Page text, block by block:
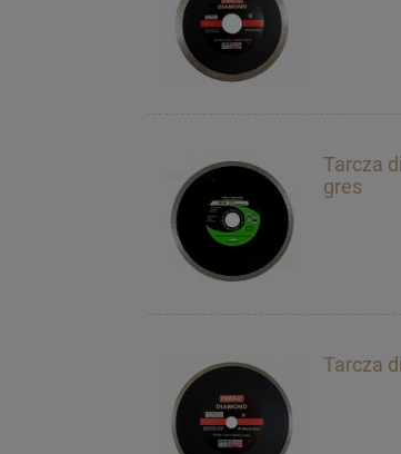
Tarcza
gres
Tarcza